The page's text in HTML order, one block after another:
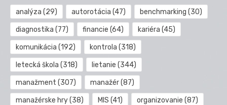
analýza (29) autorotácia (47) benchmarking (30)
diagnostika (77) financie (64) kariéra (45)
komunikácia (192) kontrola (318)
letecká škola (318) lietanie (344)
manažment (307) manažér(87)
manažérske hry(38) MIS (41) organizovanie (87)